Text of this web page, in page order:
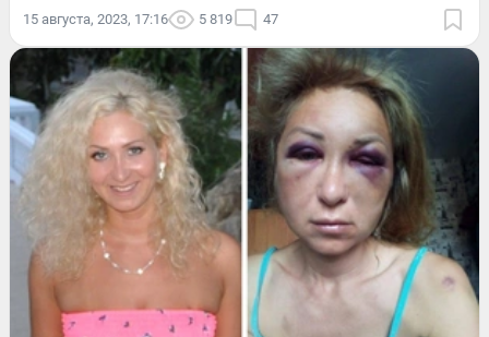
15 августа, 2023, 17:16 5 819 47